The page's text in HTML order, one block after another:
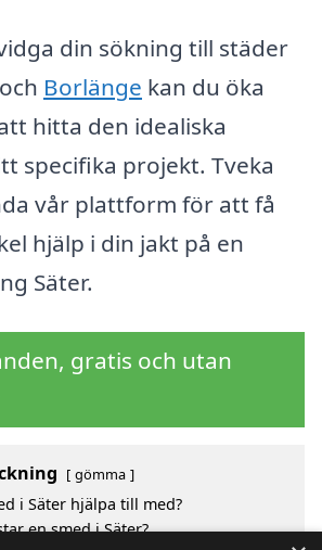
din sökning till städer
och Borlänge kan du öka
hitta den idealiska
specifika projekt. Tveka
vår plattform för att få
hjälp i din jakt på en
Säter.
gratis och utan
gömma
i Säter hjälpa till med?
en smed i Säter?